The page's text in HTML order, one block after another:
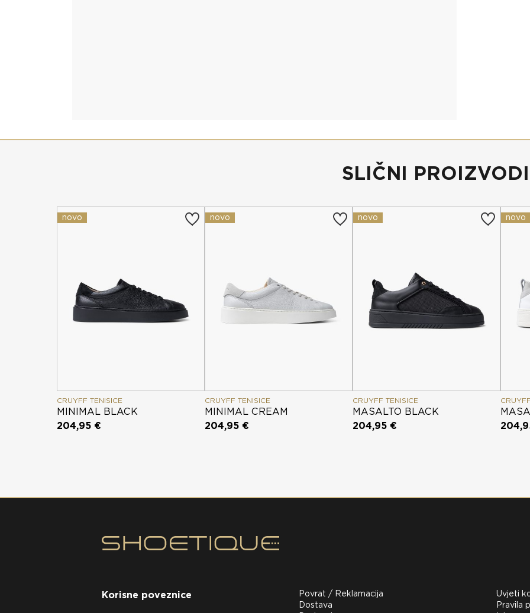
SLIČNI PROIZVODI
novo
CRUYFF TENISICE
MINIMAL BLACK
204,95 €
novo
CRUYFF TENISICE
MINIMAL CREAM
204,95 €
novo
CRUYFF TENISICE
MASALTO BLACK
204,95 €
novo
Korisne poveznice
Povrat / Reklamacija
Dostava
Uvjeti
Pravila